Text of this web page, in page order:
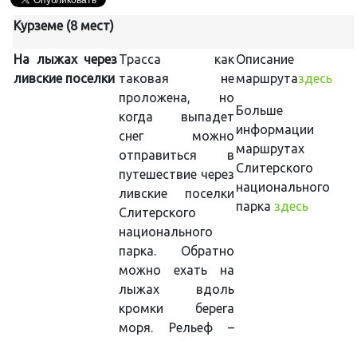
Курземе (8 мест)
На лыжах через
ливские поселки
Трасса как
таковая не
проложена, но
когда выпадет
снег можно
отправиться в
путешествие через
ливские поселки
Слитерского
национального
парка. Обратно
можно ехать на
лыжах вдоль
кромки берега
моря. Рельеф –
Описание
маршрутаздесь
Больше
информации
маршрутах
Слитерского
национального
парка здесь